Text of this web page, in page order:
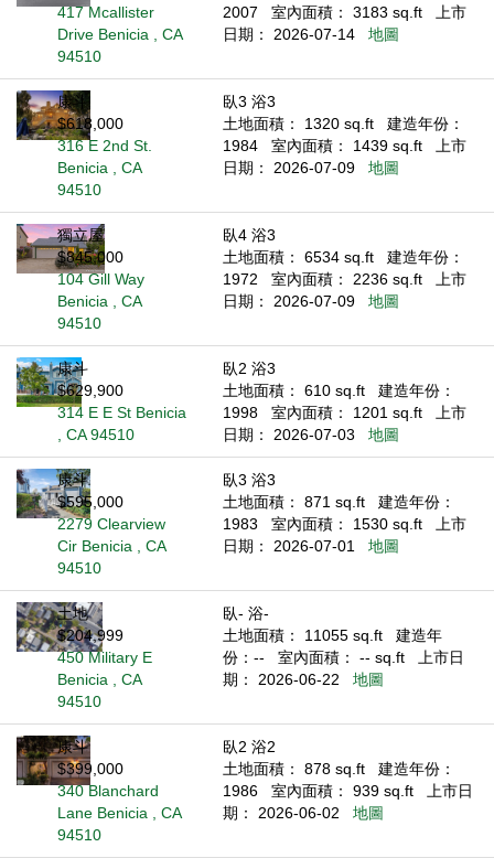
417 Mcallister
Drive Benicia , CA
94510
2007
室內面積： 3183 sq.ft
上市
日期： 2026-07-14
地圖
康斗
$618,000
316 E 2nd St.
Benicia , CA
94510
臥3 浴3
土地面積： 1320 sq.ft
建造年份：
1984
室內面積： 1439 sq.ft
上市
日期： 2026-07-09
地圖
獨立屋
$845,000
104 Gill Way
Benicia , CA
94510
臥4 浴3
土地面積： 6534 sq.ft
建造年份：
1972
室內面積： 2236 sq.ft
上市
日期： 2026-07-09
地圖
康斗
$629,900
314 E E St Benicia
, CA 94510
臥2 浴3
土地面積： 610 sq.ft
建造年份：
1998
室內面積： 1201 sq.ft
上市
日期： 2026-07-03
地圖
康斗
$595,000
2279 Clearview
Cir Benicia , CA
94510
臥3 浴3
土地面積： 871 sq.ft
建造年份：
1983
室內面積： 1530 sq.ft
上市
日期： 2026-07-01
地圖
土地
$204,999
450 Military E
Benicia , CA
94510
臥- 浴-
土地面積： 11055 sq.ft
建造年
份：--
室內面積： -- sq.ft
上市日
期： 2026-06-22
地圖
康斗
$399,000
340 Blanchard
Lane Benicia , CA
94510
臥2 浴2
土地面積： 878 sq.ft
建造年份：
1986
室內面積： 939 sq.ft
上市日
期： 2026-06-02
地圖